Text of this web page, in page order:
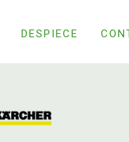
DESPIECE